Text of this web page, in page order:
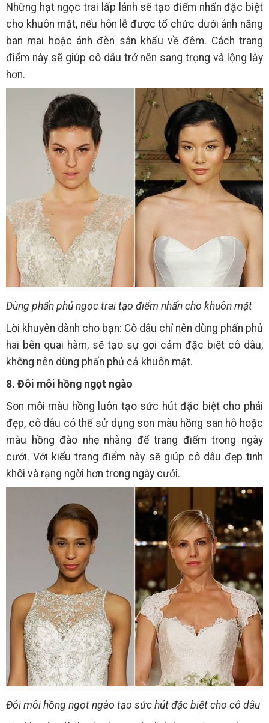
Những hạt ngọc trai lấp lánh sẽ tạo điểm nhấn đặc biệt
cho khuôn mặt, nếu hôn lễ được tổ chức dưới ánh nắng
ban mai hoặc ánh đèn sân khấu về đêm. Cách trang
điểm này sẽ giúp cô dâu trở nên sang trọng và lộng lẫy
hơn.
Dùng phấn phủ ngọc trai tạo điểm nhấn cho khuôn mặt
Lời khuyên dành cho bạn: Cô dâu chỉ nên dùng phấn phủ
hai bên quai hàm, sẽ tạo sự gợi cảm đặc biệt cô dâu,
không nên dùng phấn phủ cả khuôn mặt.
8. Đôi môi hồng ngọt ngào
Son môi màu hồng luôn tạo sức hút đặc biệt cho phái
đẹp, cô dâu có thể sử dụng son màu hồng san hô hoặc
màu hồng đào nhẹ nhàng để trang điểm trong ngày
cưới. Với kiểu trang điểm này sẽ giúp cô dâu đẹp tinh
khôi và rạng ngời hơn trong ngày cưới.
Đôi môi hồng ngọt ngào tạo sức hút đặc biệt cho cô dâu